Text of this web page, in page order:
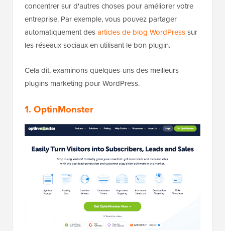
concentrer sur d'autres choses pour améliorer votre
entreprise. Par exemple, vous pouvez partager
automatiquement desarticles de blog WordPresssur
les réseaux sociaux en utilisant le bon plugin.
Cela dit, examinons quelques-uns des meilleurs
plugins marketing pour WordPress.
1. OptinMonster